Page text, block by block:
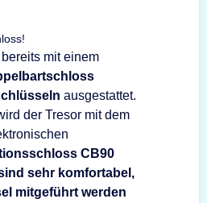
mit einem
ausgestattet.
der Tresor mit dem
CB90
sehr komfortabel,
mitgeführt werden